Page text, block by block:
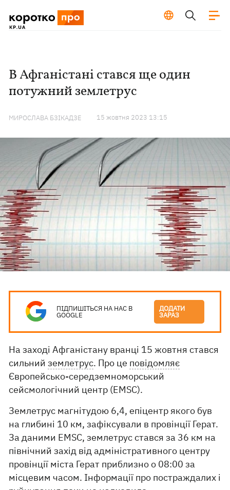
В Афганістані стався ще один
потужний землетрус
МИРОСЛАВА БЗІКАДЗЕ 15 жовтня 2023 13:15
ПІДПИШІТЬСЯ НА НАС В
GOOGLE
ДОДАТИ
ЗАРАЗ
На заході Афганістану вранці 15 жовтня стався
сильнийземлетрус. Про це повідомляє
Європейсько-середземноморський
сейсмологічний центр (EMSC).
Землетрус магнітудою 6,4, епіцентр якого був
на глибині 10 км, зафіксували в провінції Герат.
За даними EMSC, землетрус стався за 36 км на
північний захід від адміністративного центру
провінції міста Герат приблизно о 08:00 за
місцевим часом. Інформації про постраждалих і